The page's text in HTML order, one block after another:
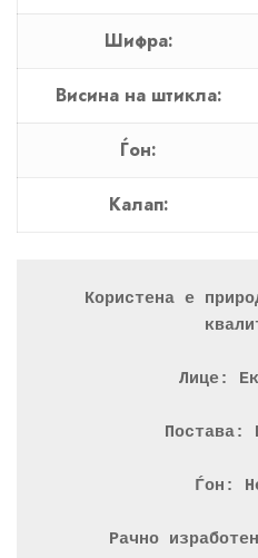
Шифра:
Висина на штикла:
Ѓон:
Калап:
Користена е
Лице:
Постава:
Ѓон:
Рачно